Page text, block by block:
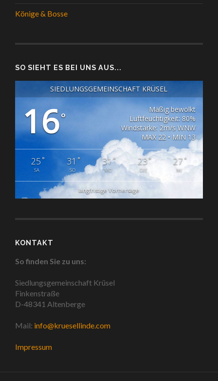
Könige & Bosse
SO SIEHT ES BEI UNS AUS...
SIEDLUNGSGEMEINSCHAFT KRÜSEL
16°
Mäßig bewölkt
Luftfeuchtigkeit: 80%
Windstärke: 2m/s WNW
MAX 22 • MIN 13
25°
SA
31 °
SO
31°
MO
23°
DIE
27°
MI
langfristige Vorhersage
KONTAKT
So finden Sie zu uns:
Siedlungsgemeinschaft Krüsel
Finkenstraße
D-48341 Altenberge
Mail: info@kruesellinde.com
Impressum